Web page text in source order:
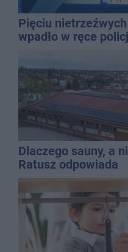
Pięciu
wpadło w ręce
Dlaczego sauny, a
Ratusz odpowiada